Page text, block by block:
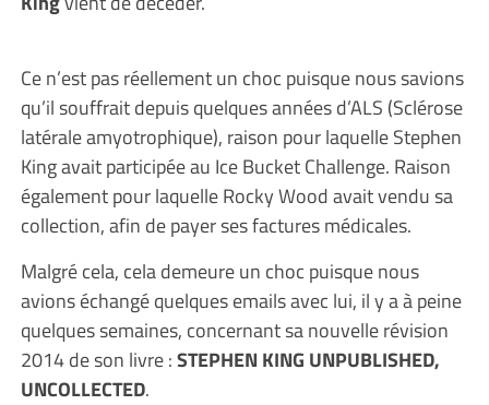
Ce n’est pas réellement un choc puisque nous savions
qu’il souffrait depuis quelques années d’ALS (Sclérose
latérale amyotrophique), raison pour laquelle Stephen
King avait participée au Ice Bucket Challenge. Raison
également pour laquelle Rocky Wood avait vendu sa
collection, afin de payer ses factures médicales.
Malgré cela, cela demeure un choc puisque nous
avions échangé quelques emails avec lui, il y a à peine
quelques semaines, concernant sa nouvelle révision
2014 de son livre :STEPHEN KING UNPUBLISHED,
UNCOLLECTED.